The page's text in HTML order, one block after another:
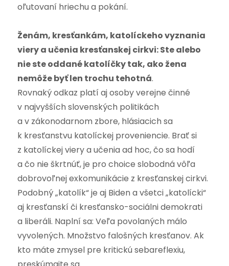
oľutovaní hriechu a pokání.
Ženám, kresťankám, katolíckeho vyznania
viery a učenia kresťanskej cirkvi: Ste alebo
nie ste oddané katolíčky tak, ako žena
nemôže byť len trochu tehotná.
Rovnaký odkaz platí aj osoby verejne činné
v najvyšších slovenských politikách
a v zákonodarnom zbore, hlásiacich sa
k kresťanstvu katolíckej proveniencie. Brať si
z katolíckej viery a učenia ad hoc, čo sa hodí
a čo nie škrtnúť, je pro choice slobodná vôľa
dobrovoľnej exkomunikácie z kresťanskej cirkvi.
Podobný „katolík“ je aj Biden a všetci „katolícki“
aj kresťanskí či kresťansko-sociálni demokrati
a liberáli. Naplní sa: Veľa povolaných málo
vyvolených. Množstvo falošných kresťanov. Ak
kto máte zmysel pre kritickú sebareflexiu,